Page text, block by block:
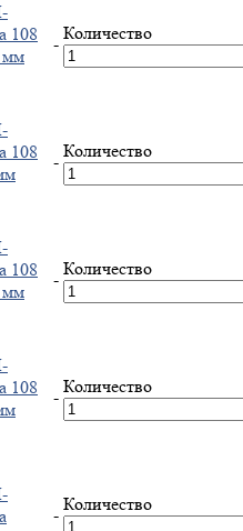
108
мм
-
Количество
108
-
Количество
108
мм
-
Количество
108
-
Количество
-
Количество